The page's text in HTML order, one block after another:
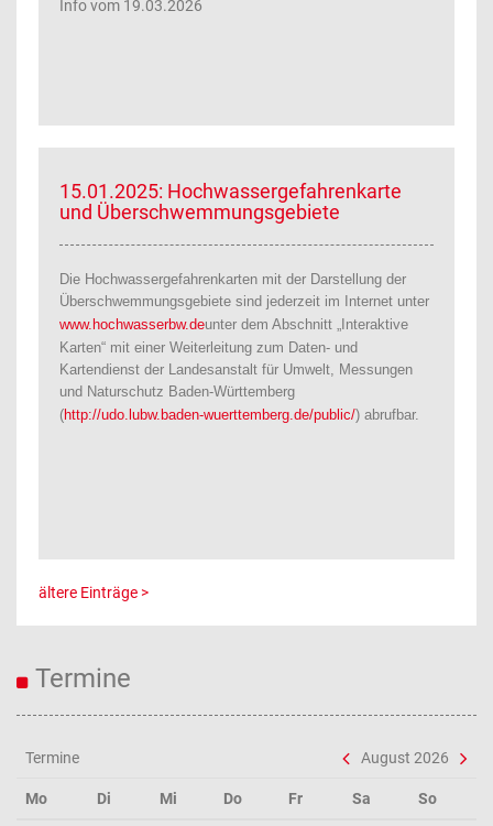
Info vom 19.03.2026
15.01.2025: Hochwassergefahrenkarte
und Überschwemmungsgebiete
Die Hochwassergefahrenkarten mit der Darstellung der
Überschwemmungsgebiete sind jederzeit im Internet unter
www.hochwasserbw.deunter dem Abschnitt „Interaktive
Karten“ mit einer Weiterleitung zum Daten- und
Kartendienst der Landesanstalt für Umwelt, Messungen
und Naturschutz Baden-Württemberg
(http://udo.lubw.baden-wuerttemberg.de/public/) abrufbar.
ältere Einträge >
Termine
Termine August 2026
Mo Di Mi Do Fr Sa So